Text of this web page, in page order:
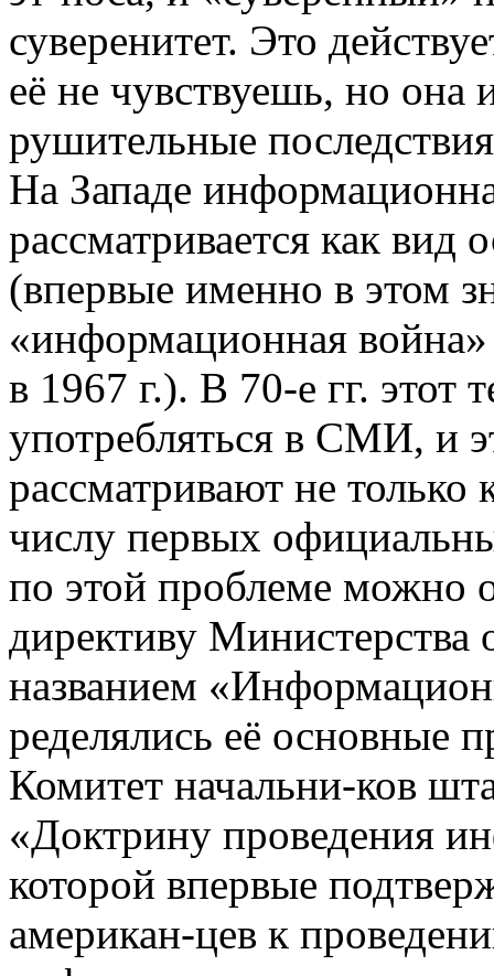
суверенитет. Это
её не чувствуешь, но она
рушительные
На Западе
рассматривается как вид
(впервые именно в этом
«информационная
в 1967 г.). В 70-е гг. этот
употребляться в СМИ, и
рассматривают не
числу первых
по этой проблеме можно
директиву
названием
ределялись её основные
Комитет начальни-ков
«Доктрину проведения
которой впервые
американ-цев к